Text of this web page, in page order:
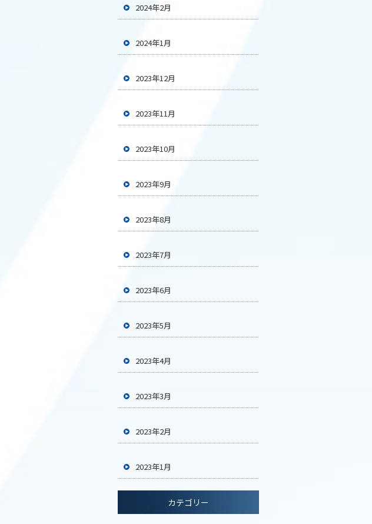
2024年2月
2024年1月
2023年12月
2023年11月
2023年10月
2023年9月
2023年8月
2023年7月
2023年6月
2023年5月
2023年4月
2023年3月
2023年2月
2023年1月
カテゴリー